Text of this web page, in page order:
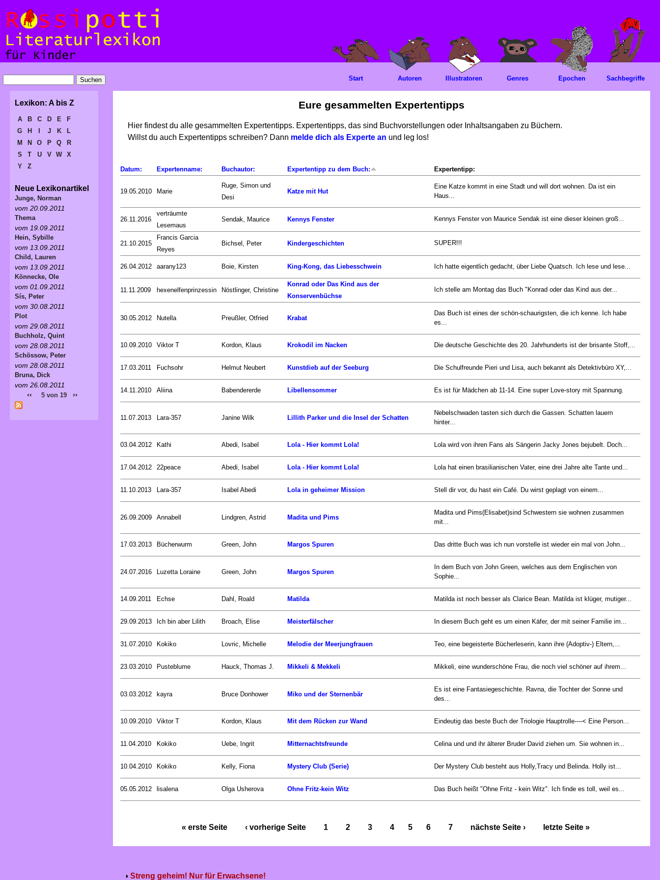
Eure gesammelten Expertentipps
Hier findest du alle gesammelten Expertentipps. Expertentipps, das sind Buchvorstellungen oder Inhaltsangaben zu Büchern.
Willst du auch Expertentipps schreiben? Dann melde dich als Experte an und leg los!
Datum: Expertenname: Buchautor: Expertentipp zu dem Buch: Expertentipp:
19.05.2010 Marie
Ruge, Simon und
Desi
Katze mit Hut
Eine Katze kommt in eine Stadt und will dort wohnen. Da ist ein
Haus...
26.11.2016
verträumte
Lesemaus
Sendak, Maurice Kennys Fenster Kennys Fenster von Maurice Sendak ist eine dieser kleinen groß...
21.10.2015
Francis Garcia
Reyes
Bichsel, Peter Kindergeschichten SUPER!!!
26.04.2012 aarany123 Boie, Kirsten King-Kong, das Liebesschwein Ich hatte eigentlich gedacht, über Liebe Quatsch. Ich lese und lese...
11.11.2009 hexenelfenprinzessin Nöstlinger, Christine
Konrad oder Das Kind aus der
Konservenbüchse
Ich stelle am Montag das Buch "Konrad oder das Kind aus der...
30.05.2012 Nutella Preußler, Otfried Krabat
Das Buch ist eines der schön-schaurigsten, die ich kenne. Ich habe
es...
10.09.2010 Viktor T Kordon, Klaus Krokodil im Nacken Die deutsche Geschichte des 20. Jahrhunderts ist der brisante Stoff,...
17.03.2011 Fuchsohr Helmut Neubert Kunstdieb auf der Seeburg Die Schulfreunde Pieri und Lisa, auch bekannt als Detektivbüro XY,...
14.11.2010 Aliina Babendererde Libellensommer Es ist für Mädchen ab 11-14. Eine super Love-story mit Spannung.
11.07.2013 Lara-357 Janine Wilk Lillith Parker und die Insel der Schatten
Nebelschwaden tasten sich durch die Gassen. Schatten lauern
hinter...
03.04.2012 Kathi Abedi, Isabel Lola - Hier kommt Lola! Lola wird von ihren Fans als Sängerin Jacky Jones bejubelt. Doch...
17.04.2012 22peace Abedi, Isabel Lola - Hier kommt Lola! Lola hat einen brasilianischen Vater, eine drei Jahre alte Tante und...
11.10.2013 Lara-357 Isabel Abedi Lola in geheimer Mission Stell dir vor, du hast ein Café. Du wirst geplagt von einem...
26.09.2009 Annabell Lindgren, Astrid Madita und Pims
Madita und Pims(Elisabet)sind Schwestern sie wohnen zusammen
mit...
17.03.2013 Bücherwurm Green, John Margos Spuren Das dritte Buch was ich nun vorstelle ist wieder ein mal von John...
24.07.2016 Luzetta Loraine Green, John Margos Spuren
In dem Buch von John Green, welches aus dem Englischen von
Sophie...
14.09.2011 Echse Dahl, Roald Matilda Matilda ist noch besser als Clarice Bean. Matilda ist klüger, mutiger...
29.09.2013 Ich bin aber Lilith Broach, Elise Meisterfälscher In diesem Buch geht es um einen Käfer, der mit seiner Familie im...
31.07.2010 Kokiko Lovric, Michelle Melodie der Meerjungfrauen Teo, eine begeisterte Bücherleserin, kann ihre (Adoptiv-) Eltern,...
23.03.2010 Pusteblume Hauck, Thomas J. Mikkeli & Mekkeli Mikkeli, eine wunderschöne Frau, die noch viel schöner auf ihrem...
03.03.2012 kayra Bruce Donhower Miko und der Sternenbär
Es ist eine Fantasiegeschichte. Ravna, die Tochter der Sonne und
des...
10.09.2010 Viktor T Kordon, Klaus Mit dem Rücken zur Wand Eindeutig das beste Buch der Triologie Hauptrolle----< Eine Person...
11.04.2010 Kokiko Uebe, Ingrit Mitternachtsfreunde Celina und und ihr älterer Bruder David ziehen um. Sie wohnen in...
10.04.2010 Kokiko Kelly, Fiona Mystery Club (Serie) Der Mystery Club besteht aus Holly,Tracy und Belinda. Holly ist...
05.05.2012 lisalena Olga Usherova Ohne Fritz-kein Witz Das Buch heißt "Ohne Fritz - kein Witz". Ich finde es toll, weil es...
« erste Seite ‹ vorherige Seite 1 2 3 4 5 6 7 nächste Seite › letzte Seite »
Streng geheim! Nur für Erwachsene!
Start Autoren Illustratoren Genres Epochen Sachbegriffe
Lexikon: A bis Z
A B C D E
F
G
H J K
L
M
N O P Q
R
S
T U V W
X
Y
Z
Neue Lexikonartikel
Junge, Norman
vom 20.09.2011
Thema
vom 19.09.2011
Hein, Sybille
vom 13.09.2011
Child, Lauren
vom 13.09.2011
Könnecke, Ole
vom 01.09.2011
Sís, Peter
vom 30.08.2011
Plot
vom 29.08.2011
Buchholz, Quint
vom 28.08.2011
Schössow, Peter
vom 28.08.2011
Bruna, Dick
vom 26.08.2011
‹‹ 5 von 19 ››